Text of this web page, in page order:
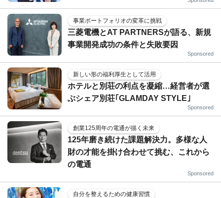
事業ポートフォリオの変革に挑戦
三菱電機とAT PARTNERSが語る、新規
事業開発成功の条件と失敗要因
Sponsored
新しい形の福利厚生として活用
ホテルと別荘の利点を凝縮…経営者が選
ぶシェア別荘｢GLAMDAY STYLE｣
Sponsored
創業125周年の電通が描く未来
125年磨き続けた課題解決力。多様な人
財の才能を掛け合わせて挑む、これから
の電通
Sponsored
自分を整えるための健康習慣